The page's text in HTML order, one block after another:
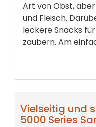
Art von Obst,
und Fleisch.
leckere Snacks
zaubern. Am
Vielseitig und
5000 Series